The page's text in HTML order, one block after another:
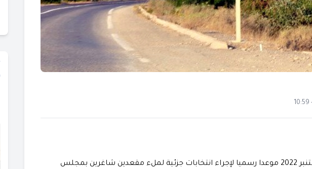
حدّدت وزارة الداخلية تاريخ 29 شتنبر 2022 موعدا رسميا لإجراء انتخابات جزئية لملء مقعدين شاغرين بمجلس